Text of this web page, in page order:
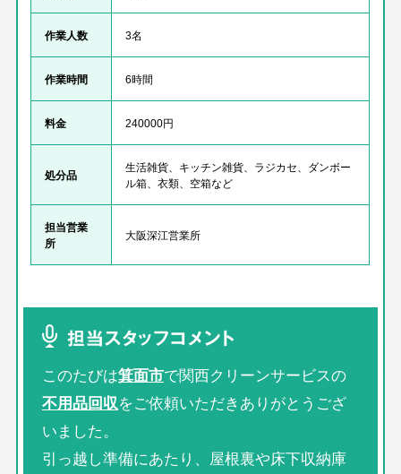
作業人数 3名
作業時間 6時間
料金 240000円
処分品
生活雑貨、キッチン雑貨、ラジカセ、ダンボー
ル箱、衣類、空箱など
担当営業
所
大阪深江営業所
担当スタッフコメント
このたびは箕面市で関西クリーンサービスの
不用品回収をご依頼いただきありがとうござ
いました。
引っ越し準備にあたり、屋根裏や床下収納庫